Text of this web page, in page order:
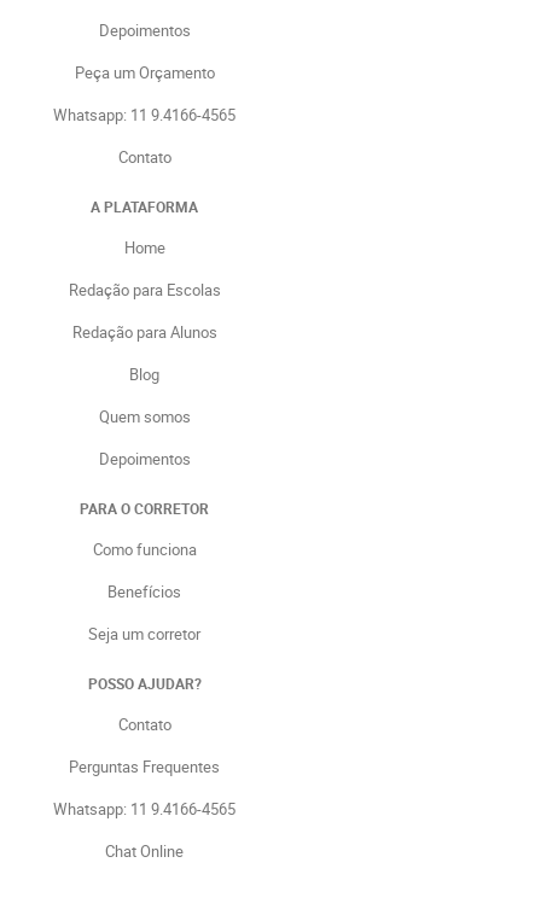
Depoimentos
Peça um Orçamento
Whatsapp: 11 9.4166-4565
Contato
A PLATAFORMA
Home
Redação para Escolas
Redação para Alunos
Blog
Quem somos
Depoimentos
PARA O CORRETOR
Como funciona
Benefícios
Seja um corretor
POSSO AJUDAR?
Contato
Perguntas Frequentes
Whatsapp: 11 9.4166-4565
Chat Online